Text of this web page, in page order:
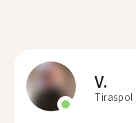
V.
Tiraspol